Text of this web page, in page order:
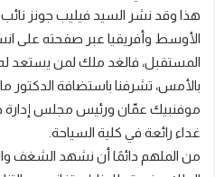
هذا وقد نشر السيد فيليب جونز نائب
الأوسط وأفريقيا عبر صفحته على
المستقبل، فالغد ملك لمن يستعد
بالأمس، تشرفنا باستضافة الدكتور
موفنبيك عمّان ورئيس مجلس إدارة
غداء رائعة في كلية السياحة.
من الملهم دائمًا أن نشهد الشغف